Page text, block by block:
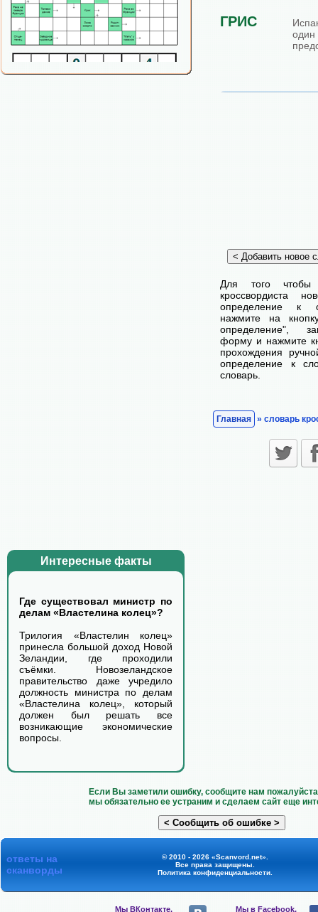
Интересные факты
Где существовал министр по
делам «Властелина колец»?
Трилогия «Властелин колец»
принесла большой доход Новой
Зеландии, где проходили
съёмки. Новозеландское
правительство даже учредило
должность министра по делам
«Властелина колец», который
должен был решать все
возникающие экономические
вопросы.
ГРИС
Для того чтобы
кроссвордиста
определение к
нажмите на
определение",
форму и нажмите
прохождения
определение к
словарь.
Главная » словарь
Если Вы заметили ошибку, сообщите нам
мы обязательно ее устраним и сделаем сайт еще
ответы на
сканворды
© 2010 - 2026 «Scanvord.net».
Все права защищены.
Политика конфиденциальности.
Мы ВКонтакте,
Мы в Facebook,